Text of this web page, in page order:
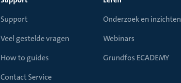
Support
Veel gestelde vragen
How to guides
Contact Service
Onderzoek en inzichten
Webinars
Grundfos ECADEMY